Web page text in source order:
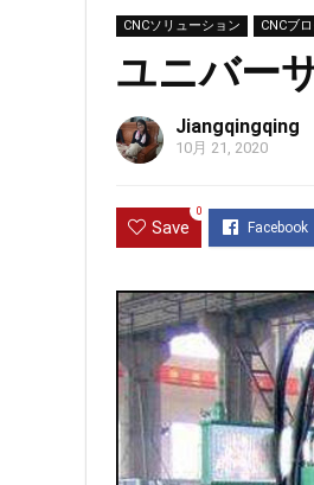
CNCソリューション CNCブ
ユニバー
Jiangqingqing
10月 21, 2020
Save
0